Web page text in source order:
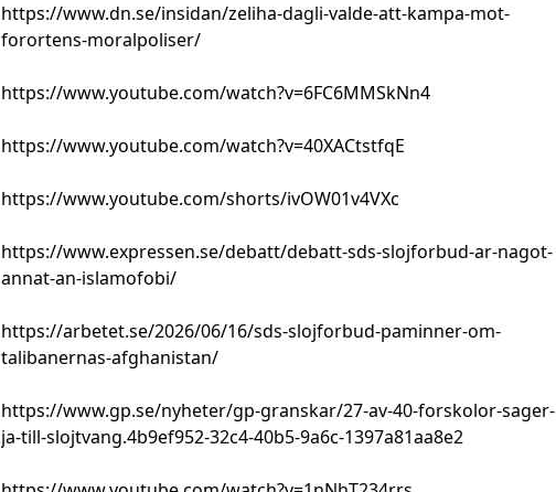
https://www.dn.se/insidan/zeliha-dagli-valde-att-kampa-mot-
forortens-moralpoliser/
https://www.youtube.com/watch?v=6FC6MMSkNn4
https://www.youtube.com/watch?v=40XACtstfqE
https://www.youtube.com/shorts/ivOW01v4VXc
https://www.expressen.se/debatt/debatt-sds-slojforbud-ar-nagot-
annat-an-islamofobi/
https://arbetet.se/2026/06/16/sds-slojforbud-paminner-om-
talibanernas-afghanistan/
https://www.gp.se/nyheter/gp-granskar/27-av-40-forskolor-sager-
ja-till-slojtvang.4b9ef952-32c4-40b5-9a6c-1397a81aa8e2